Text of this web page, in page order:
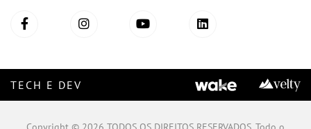
TECH E DEV
Copyright © 2026 TODOS OS DIREITOS RESERVADOS. Todo o